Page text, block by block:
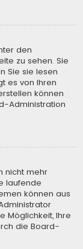
den
zu sehen. Sie
Sie sie lesen
es von Ihren
können
Administration
nicht mehr
laufende
können aus
Möglichkeit, Ihre
die Board-